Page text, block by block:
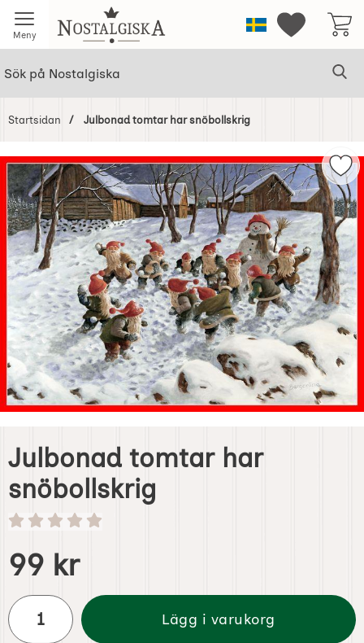
Meny Startsidan för NostalgiskaSverigeMina
Startsidan Julbonad tomtar har snöbollskrig
över
Bilder
Julbonad tomtar har
snöbollskrig
Handla denna produkt Julbonad tomtar har snöbollskrig
pris
99 kr
antal
Lägg i varukorg